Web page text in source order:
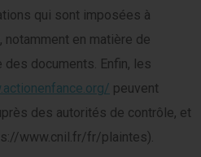
qui sont imposées à
notamment en matière de
des documents. Enfin, les
peuvent
des autorités de contrôle, et
www.cnil.fr/fr/plaintes).